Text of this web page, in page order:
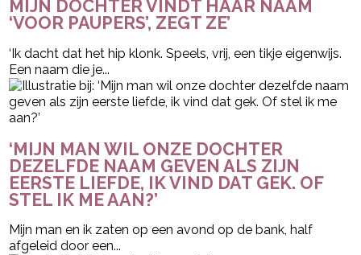
MIJN DOCHTER VINDT HAAR NAAM
‘VOOR PAUPERS’, ZEGT ZE’
‘Ik dacht dat het hip klonk. Speels, vrij, een tikje eigenwijs.
Een naam die je...
‘MIJN MAN WIL ONZE DOCHTER
DEZELFDE NAAM GEVEN ALS ZIJN
EERSTE LIEFDE, IK VIND DAT GEK. OF
STEL IK ME AAN?’
Mijn man en ik zaten op een avond op de bank, half
afgeleid door een...